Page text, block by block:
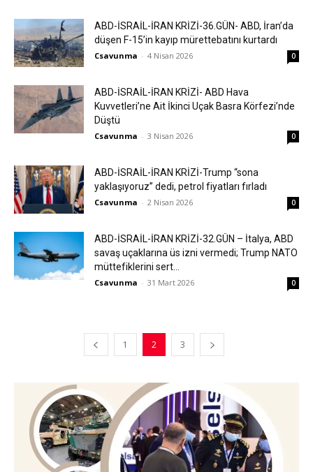
ABD-İSRAİL-İRAN KRİZİ-36.GÜN- ABD, İran’da
düşen F-15’in kayıp mürettebatını kurtardı
Csavunma - 4 Nisan 2026 0
ABD-İSRAİL-İRAN KRİZİ- ABD Hava
Kuvvetleri’ne Ait İkinci Uçak Basra Körfezi’nde
Düştü
Csavunma - 3 Nisan 2026 0
ABD-İSRAİL-İRAN KRİZİ-Trump “sona
yaklaşıyoruz” dedi, petrol fiyatları fırladı
Csavunma - 2 Nisan 2026 0
ABD-İSRAİL-İRAN KRİZİ-32.GÜN – İtalya, ABD
savaş uçaklarına üs izni vermedi; Trump NATO
müttefiklerini sert...
Csavunma - 31 Mart 2026 0
1 2 3